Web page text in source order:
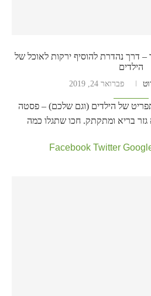
– דרך נהדרת להוסיף ירקות לאוכל של
הילדים
פברואר 24, 2019
של הילדים (וגם שלכם) – פסטה
גזר בריא ומתקתק. חכו שתגלו כמה
Facebook Twitter